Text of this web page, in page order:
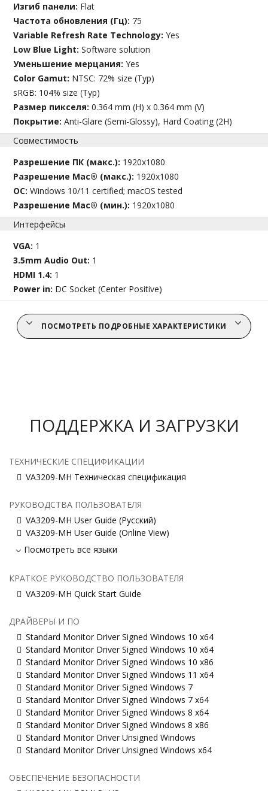
Изгиб панели: Flat
Частота обновления (Гц): 75
Variable Refresh Rate Technology:Yes
Low Blue Light:Software solution
Уменьшение мерцания:Yes
Color Gamut: NTSC: 72% size (Typ)
sRGB: 104% size (Typ)
Размер пикселя:0.364 mm (H) x 0.364 mm (V)
Покрытие:Anti-Glare (Semi-Glossy), Hard Coating (2H)
Совместимость
Разрешение ПК (макс.): 1920x1080
Разрешение Mac® (макс.): 1920x1080
ОС:Windows 10/11 certified; macOS tested
Разрешение Mac® (мин.): 1920x1080
Интерфейсы
VGA: 1
3.5mm Audio Out: 1
HDMI 1.4: 1
Power in: DC Socket (Center Positive)
ПОСМОТРЕТЬ ПОДРОБНЫЕ ХАРАКТЕРИСТИКИ
ПОДДЕРЖКА И ЗАГРУЗКИ
ТЕХНИЧЕСКИЕ СПЕЦИФИКАЦИИ
VA3209-MH Техническая спецификация
РУКОВОДСТВА ПОЛЬЗОВАТЕЛЯ
VA3209-MH User Guide (Русский)
VA3209-MH User Guide (Online View)
Посмотреть все языки
КРАТКОЕ РУКОВОДСТВО ПОЛЬЗОВАТЕЛЯ
VA3209-MH Quick Start Guide
ДРАЙВЕРЫ И ПО
Standard Monitor Driver Signed Windows 10 x64
Standard Monitor Driver Signed Windows 10 x64
Standard Monitor Driver Signed Windows 10 x86
Standard Monitor Driver Signed Windows 11 x64
Standard Monitor Driver Signed Windows 7
Standard Monitor Driver Signed Windows 7 x64
Standard Monitor Driver Signed Windows 8 x64
Standard Monitor Driver Signed Windows 8 x86
Standard Monitor Driver Unsigned Windows
Standard Monitor Driver Unsigned Windows x64
ОБЕСПЕЧЕНИЕ БЕЗОПАСНОСТИ